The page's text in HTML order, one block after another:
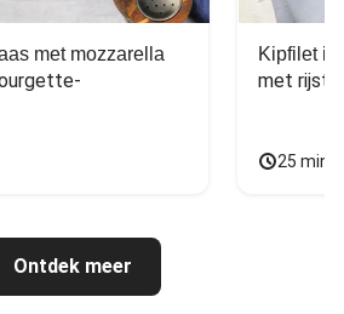
met mozzarella Kipfilet in
met rijst,
25
Ontdek meer